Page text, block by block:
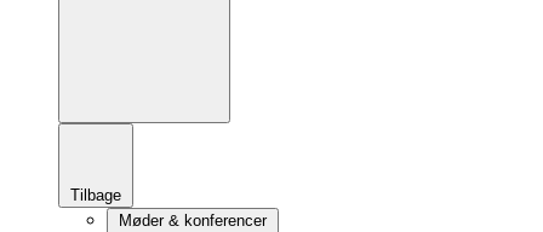
Tilbage
Møder & konferencer